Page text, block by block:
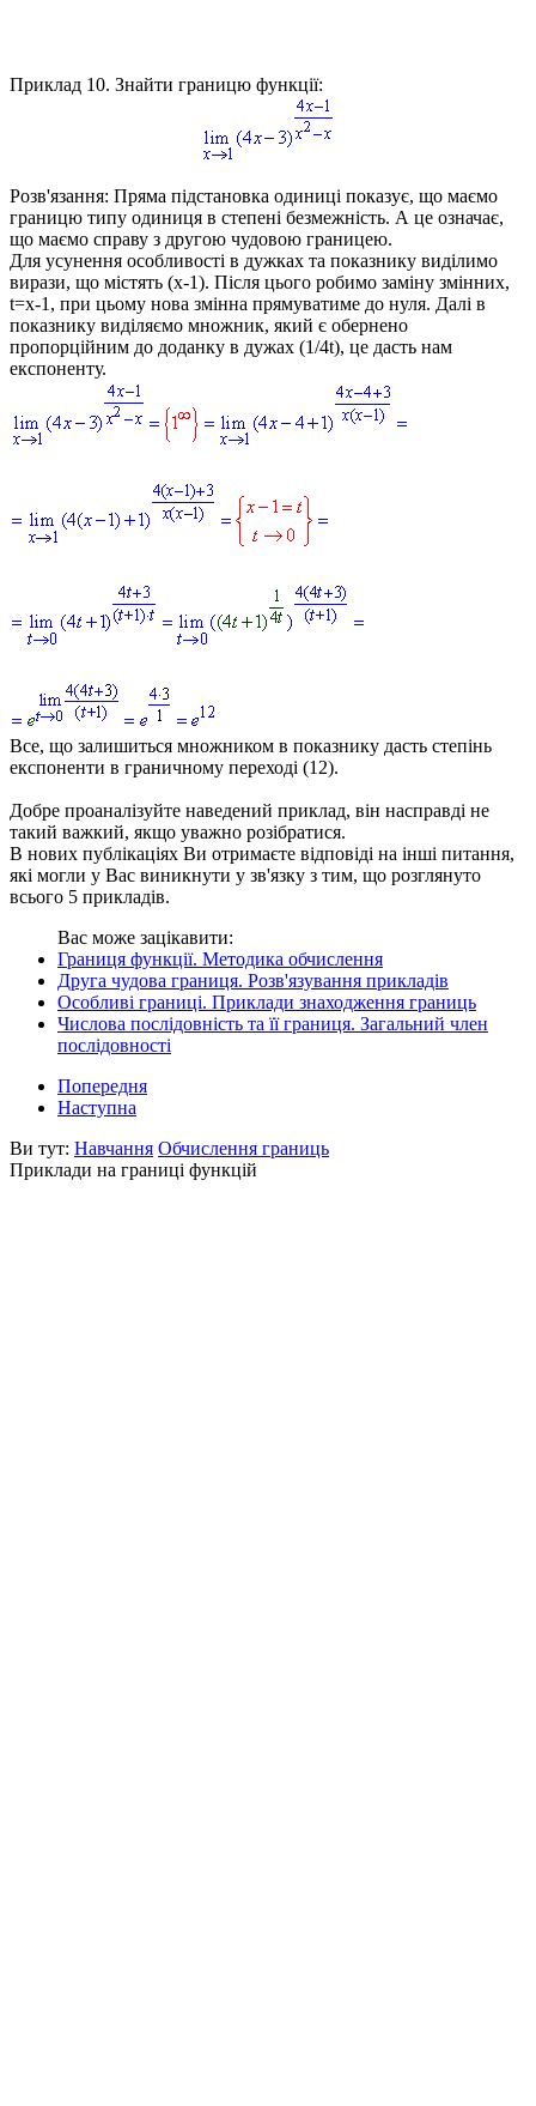
Приклад 10. Знайти границю функції:
Розв'язання: Пряма підстановка одиниці показує, що маємо
границю типу одиниця в степені безмежність. А це означає,
що маємо справу з другою чудовою границею.
Для усунення особливості в дужках та показнику виділимо
вирази, що містять (x-1). Після цього робимо заміну змінних,
t=x-1 , при цьому нова змінна прямуватиме до нуля. Далі в
показнику виділяємо множник, який є обернено
пропорційним до доданку в дужах (1/4t), це дасть нам
експоненту.
Все, що залишиться множником в показнику дасть степінь
експоненти в граничному переході (12).
Добре проаналізуйте наведений приклад, він насправді не
такий важкий, якщо уважно розібратися.
В нових публікаціях Ви отримаєте відповіді на інші питання,
які могли у Вас виникнути у зв'язку з тим, що розглянуто
всього 5 прикладів.
Вас може зацікавити:
Границя функції. Методика обчислення
Друга чудова границя. Розв'язування прикладів
Особливі границі. Приклади знаходження границь
Числова послідовність та її границя. Загальний член
послідовності
Попередня
Наступна
Ви тут: Навчання Обчислення границь
Приклади на границі функцій